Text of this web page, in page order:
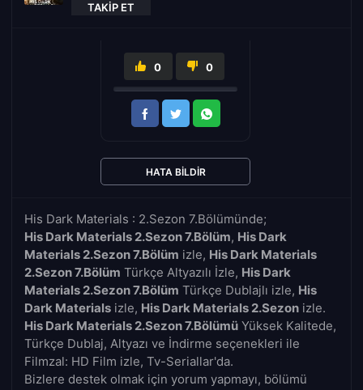
TAKIP ET
His Dark Materials : 2.Sezon 7.Bölümünde;
His Dark Materials 2.Sezon 7.Bölüm, His Dark
Materials 2.Sezon 7.Bölüm izle, His Dark Materials
2.Sezon 7.Bölüm Türkçe Altyazılı İzle, His Dark
Materials 2.Sezon 7.Bölüm Türkçe Dublajlı izle, His
Dark Materials izle, His Dark Materials 2.Sezon izle.
His Dark Materials 2.Sezon 7.Bölümü Yüksek Kalitede,
Türkçe Dublaj, Altyazı ve İndirme seçenekleri ile
Filmzal: HD Film izle, Tv-Seriallar'da.
Bizlere destek olmak için yorum yapmayı, bölümü
0 0
HATA BILDIR